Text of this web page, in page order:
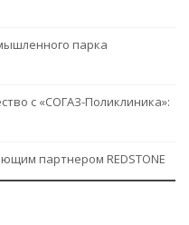
парка
с «СОГАЗ-Поликлиника»:
партнером REDSTONE